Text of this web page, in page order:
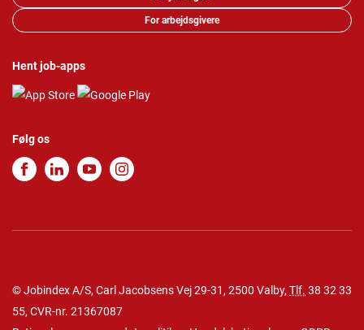
For arbejdsgivere
Hent job-apps
Følg os
© Jobindex A/S, Carl Jacobsens Vej 29-31, 2500 Valby, Tlf. 38 32 33
55, CVR-nr. 21367087